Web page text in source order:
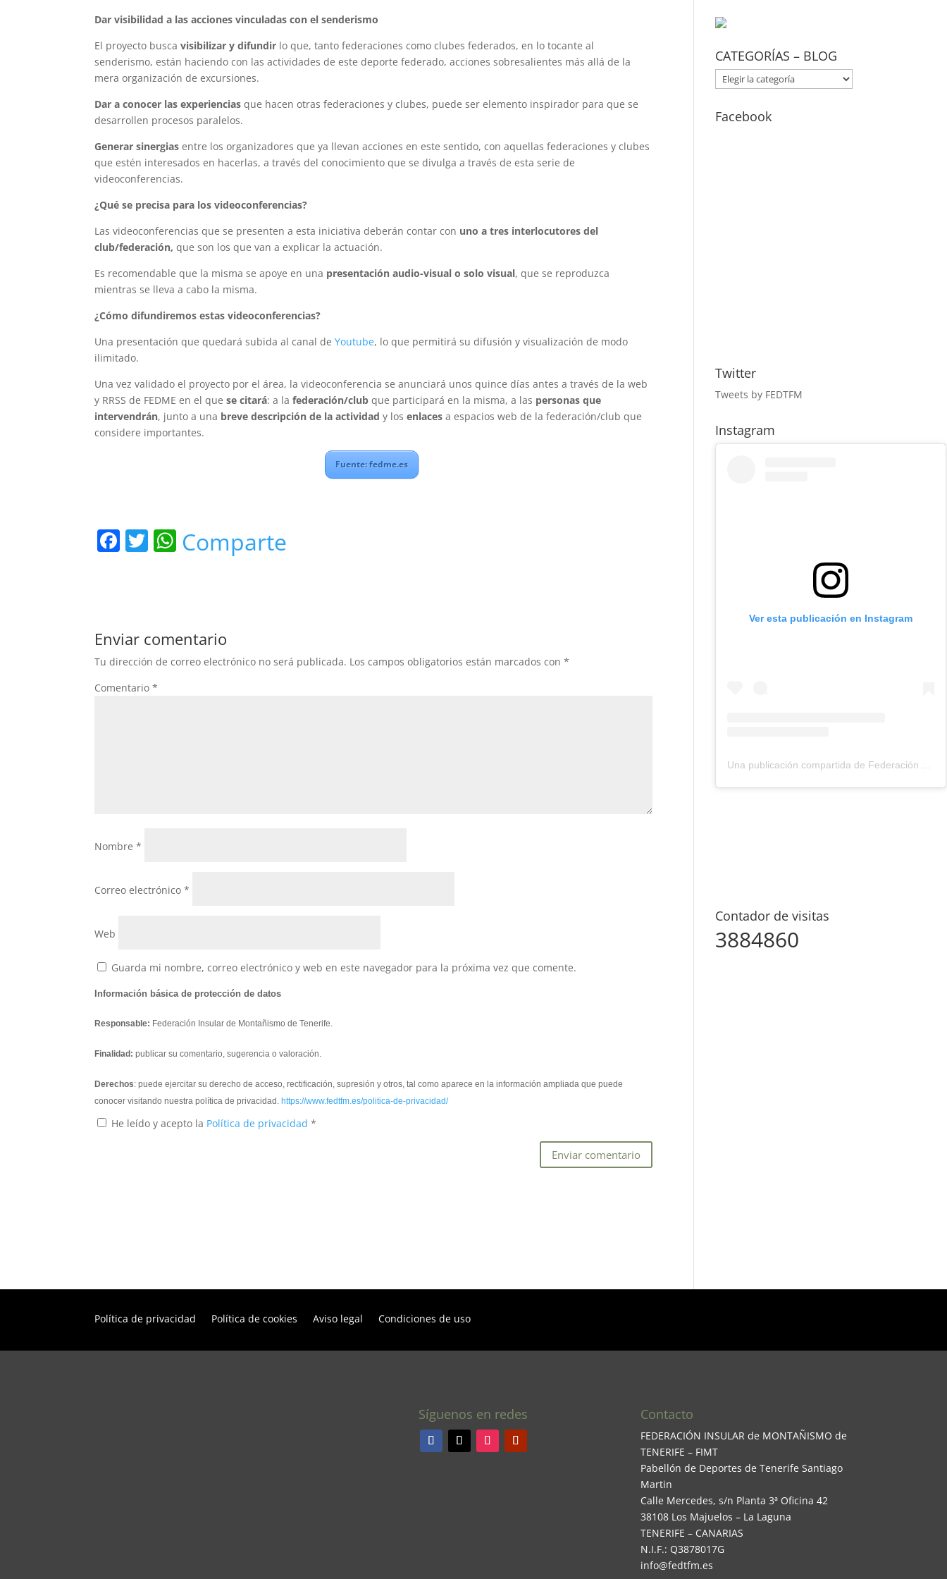
Dar visibilidad a las acciones vinculadas con el senderismo
El proyecto buscavisibilizar y difundir lo que, tanto federaciones como clubes federados, en lo tocante al
senderismo, están haciendo con las actividades de este deporte federado, acciones sobresalientes más allá de la
mera organización de excursiones.
Dar a conocer las experiencias que hacen otras federaciones y clubes, puede ser elemento inspirador para que se
desarrollen procesos paralelos.
Generar sinergias entre los organizadores que ya llevan acciones en este sentido, con aquellas federaciones y clubes
que estén interesados en hacerlas, a través del conocimiento que se divulga a través de esta serie de
videoconferencias.
¿Qué se precisa para los videoconferencias?
Las videoconferencias que se presenten a esta iniciativa deberán contar con uno a tres interlocutores del
club/federación,que son los que van a explicar la actuación.
Es recomendable que la misma se apoye en una presentación audio-visual o solo visual, que se reproduzca
mientras se lleva a cabo la misma.
¿Cómo difundiremos estas videoconferencias?
Una presentación que quedará subida al canal deYoutube, lo que permitirá su difusión y visualización de modo
ilimitado.
Una vez validado el proyecto por el área, la videoconferencia se anunciará unos quince días antes a través de la web
y RRSS de FEDME en el quese citará: a lafederación/clubque participará en la misma, a las personas que
intervendrán, junto a una breve descripción de la actividad y losenlaces a espacios web de la federación/club que
considere importantes.
Fuente: fedme.es
F
b
o
o
k
T W
A
p
p
Comparte
Enviar comentario
Tu dirección de correo electrónico no será publicada. Los campos obligatorios están marcados con*
Comentario*
Nombre*
Correo electrónico*
Web
Guarda mi nombre, correo electrónico y web en este navegador para la próxima vez que comente.
Información básica de protección de datos
Responsable: Federación Insular de Montañismo de Tenerife.
Finalidad: publicar su comentario, sugerencia o valoración.
Derechos: puede ejercitar su derecho de acceso, rectificación, supresión y otros, tal como aparece en la información ampliada que puede
conocer visitando nuestra política de privacidad. https://www.fedtfm.es/politica-de-privacidad/
He leído y acepto la Política de privacidad*
CATEGORÍAS – BLOG
CATEGORÍAS
–
BLOG
Facebook
Twitter
Tweets by FEDTFM
Instagram
Ver esta publicación en Instagram
Contador de visitas
3884860
Política de privacidad Política de cookies Aviso legal Condiciones de uso
Síguenos en redes Contacto
FEDERACIÓN INSULAR de MONTAÑISMO de
TENERIFE – FIMT
Pabellón de Deportes de Tenerife Santiago
Martin
Calle Mercedes, s/n Planta 3ª Oficina 42
38108 Los Majuelos – La Laguna
TENERIFE – CANARIAS
N.I.F.: Q3878017G
info@fedtfm.es